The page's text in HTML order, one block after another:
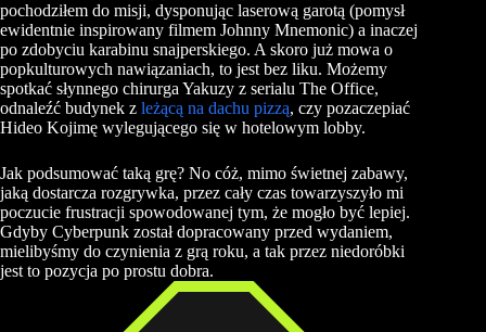
pochodziłem do misji, dysponując laserową garotą (pomysł
ewidentnie inspirowany filmem Johnny Mnemonic) a inaczej
po zdobyciu karabinu snajperskiego. A skoro już mowa o
popkulturowych nawiązaniach, to jest bez liku. Możemy
spotkać słynnego chirurga Yakuzy z serialu The Office,
odnaleźć budynek z leżącą na dachu pizzą, czy pozaczepiać
Hideo Kojimę wylegującego się w hotelowym lobby.
Jak podsumować taką grę? No cóż, mimo świetnej zabawy,
jaką dostarcza rozgrywka, przez cały czas towarzyszyło mi
poczucie frustracji spowodowanej tym, że mogło być lepiej.
Gdyby Cyberpunk został dopracowany przed wydaniem,
mielibyśmy do czynienia z grą roku, a tak przez niedoróbki
jest to pozycja po prostu dobra.